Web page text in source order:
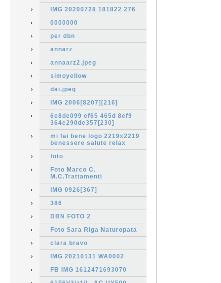
IMG 20200728 181822 276
0000000
per dbn
annarz
annaarz2.jpeg
simoyellow
dai.jpeg
IMG 2006[8207][216]
6e8de099 ef65 465d 8ef9
364e290de357[230]
mi fai bene logo 2219x2219
benessere salute relax
foto
Foto Marco C.
M.C.Trattamenti
IMG 0926[367]
386
DBN FOTO 2
Foto Sara Riga Naturopata
clara bravo
IMG 20210131 WA0002
FB IMG 1612471693070